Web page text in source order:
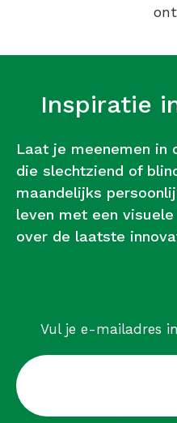
Inspiratie
Laat je meenemen in
die slechtziend of
maandelijks
leven met een
over de laatste
Vul je e-mailadres in